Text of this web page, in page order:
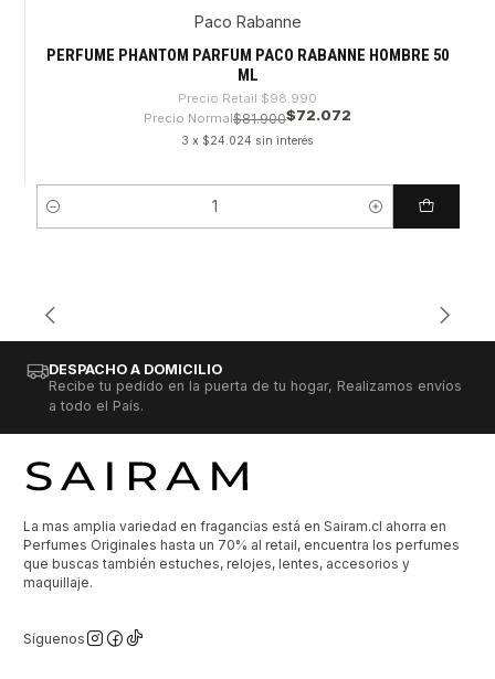
Paco Rabanne
PERFUME PHANTOM PARFUM PACO RABANNE HOMBRE 50
ML
Precio Retail $98.990
Precio Normal$81.900$72.072
3 x $24.024 sin interés
Cantidad
DESPACHO A DOMICILIO
Recibe tu pedido en la puerta de tu hogar, Realizamos envíos
a todo el País.
La mas amplia variedad en fragancias está en Sairam.cl ahorra en
Perfumes Originales hasta un 70% al retail, encuentra los perfumes
que buscas también estuches, relojes, lentes, accesorios y
maquillaje.
Síguenos